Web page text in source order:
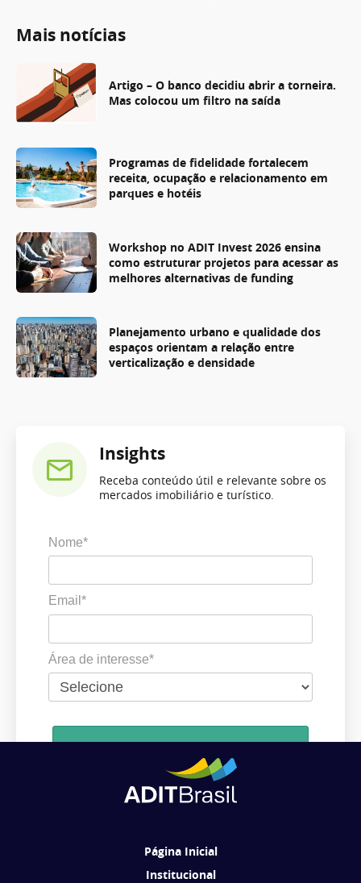
Mais notícias
Artigo – O banco decidiu abrir a torneira.
Mas colocou um filtro na saída
Programas de fidelidade fortalecem
receita, ocupação e relacionamento em
parques e hotéis
Workshop no ADIT Invest 2026 ensina
como estruturar projetos para acessar as
melhores alternativas de funding
Planejamento urbano e qualidade dos
espaços orientam a relação entre
verticalização e densidade
Insights
Receba conteúdo útil e relevante sobre os
mercados imobiliário e turístico.
Nome*
Email*
Área de interesse*
Ao se cadastrar, você concorda em receber comunicações da ADIT
Página Inicial
Institucional